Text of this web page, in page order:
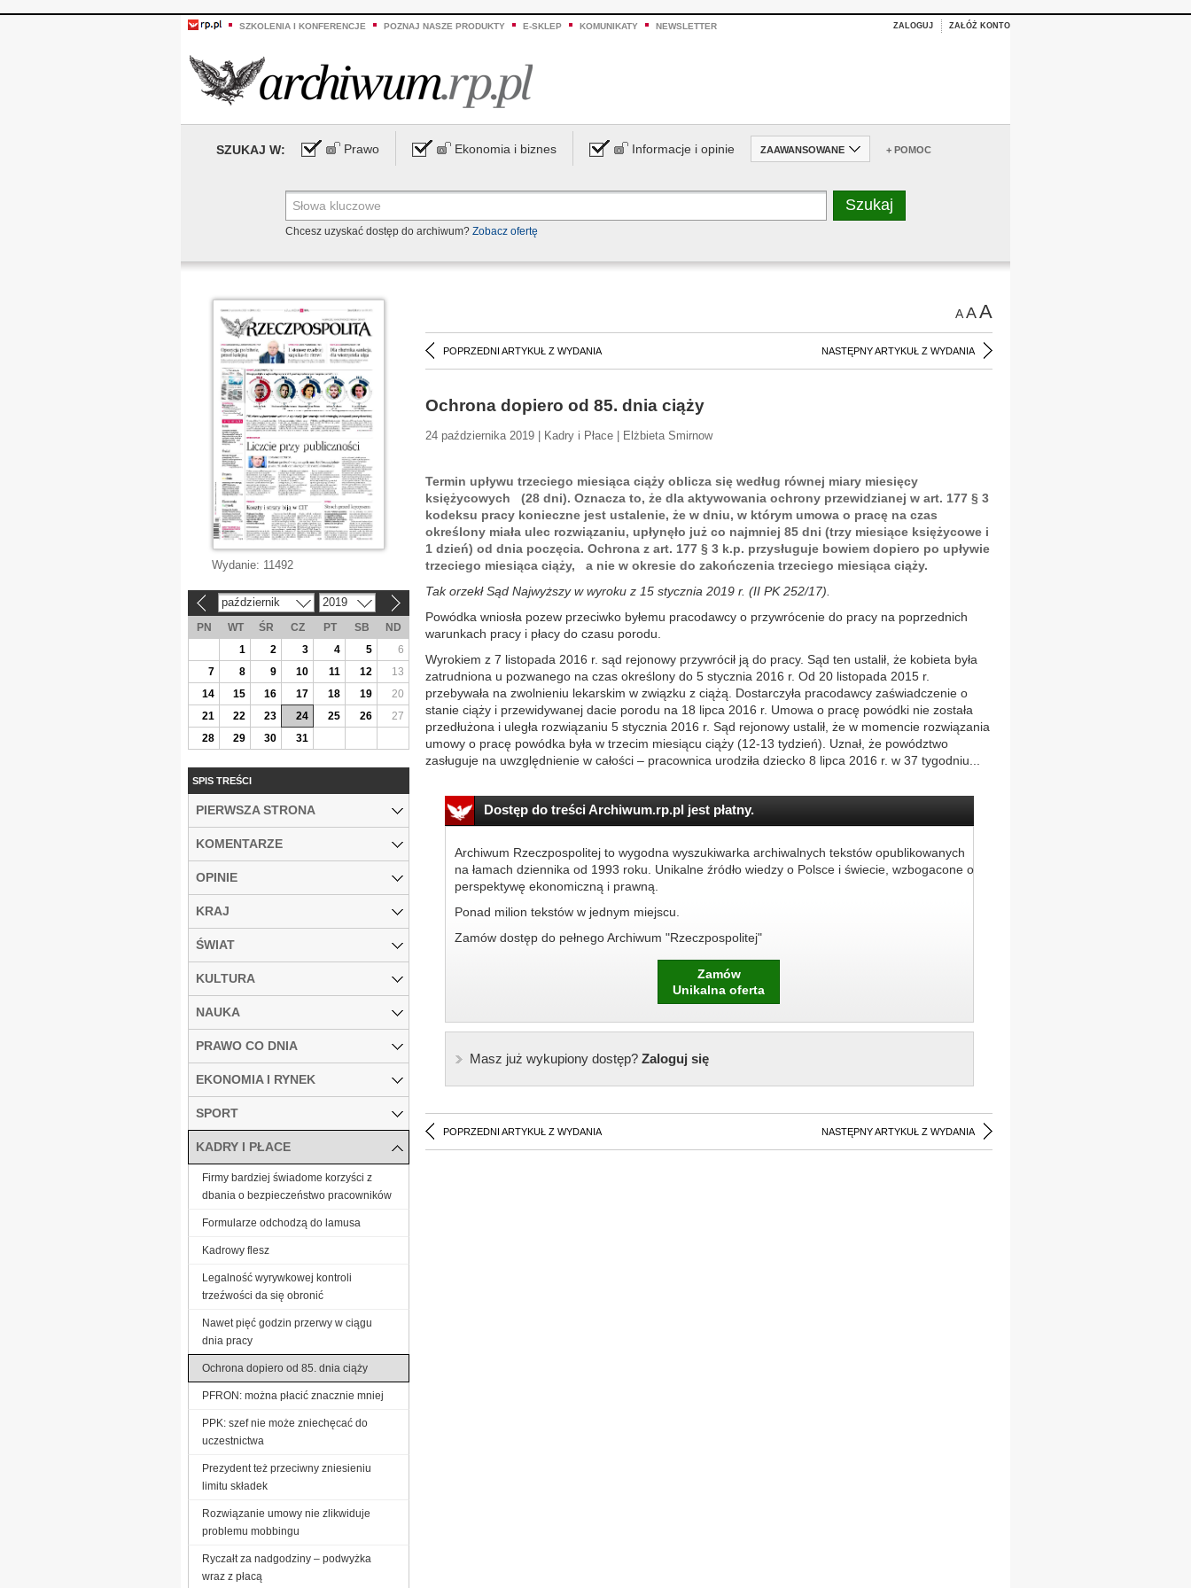
SZKOLENIA I KONFERENCJE POZNAJ NASZE PRODUKTY E-SKLEP KOMUNIKATY NEWSLETTER ZALOGUJ ZAŁÓŻ KONTO
SZUKAJ W: Prawo Ekonomia i biznes Informacje i opinie ZAAWANSOWANE + POMOC
Chcesz uzyskać dostęp do archiwum? Zobacz ofertę
AAA
POPRZEDNI ARTYKUŁ Z WYDANIA NASTĘPNY ARTYKUŁ Z WYDANIA
Ochrona dopiero od 85. dnia ciąży
24 października 2019 | Kadry i Płace | Elżbieta Smirnow
Termin upływu trzeciego miesiąca ciąży oblicza się według równej miary miesięcy
księżycowych (28 dni). Oznacza to, że dla aktywowania ochrony przewidzianej w art. 177 § 3
kodeksu pracy konieczne jest ustalenie, że w dniu, w którym umowa o pracę na czas
określony miała ulec rozwiązaniu, upłynęło już co najmniej 85 dni (trzy miesiące księżycowe i
1 dzień) od dnia poczęcia. Ochrona z art. 177 § 3 k.p. przysługuje bowiem dopiero po upływie
trzeciego miesiąca ciąży, a nie w okresie do zakończenia trzeciego miesiąca ciąży.
Tak orzekł Sąd Najwyższy w wyroku z 15 stycznia 2019 r. (II PK 252/17).
Powódka wniosła pozew przeciwko byłemu pracodawcy o przywrócenie do pracy na poprzednich
warunkach pracy i płacy do czasu porodu.
Wyrokiem z 7 listopada 2016 r. sąd rejonowy przywrócił ją do pracy. Sąd ten ustalił, że kobieta była
zatrudniona u pozwanego na czas określony do 5 stycznia 2016 r. Od 20 listopada 2015 r.
przebywała na zwolnieniu lekarskim w związku z ciążą. Dostarczyła pracodawcy zaświadczenie o
stanie ciąży i przewidywanej dacie porodu na 18 lipca 2016 r. Umowa o pracę powódki nie została
przedłużona i uległa rozwiązaniu 5 stycznia 2016 r. Sąd rejonowy ustalił, że w momencie rozwiązania
umowy o pracę powódka była w trzecim miesiącu ciąży (12-13 tydzień). Uznał, że powództwo
zasługuje na uwzględnienie w całości – pracownica urodziła dziecko 8 lipca 2016 r. w 37 tygodniu...
Dostęp do treści Archiwum.rp.pl jest płatny.
Archiwum Rzeczpospolitej to wygodna wyszukiwarka archiwalnych tekstów opublikowanych
na łamach dziennika od 1993 roku. Unikalne źródło wiedzy o Polsce i świecie, wzbogacone o
perspektywę ekonomiczną i prawną.
Ponad milion tekstów w jednym miejscu.
Zamów dostęp do pełnego Archiwum "Rzeczpospolitej"
Zamów
Unikalna oferta
Masz już wykupiony dostęp?Zaloguj się
POPRZEDNI ARTYKUŁ Z WYDANIA NASTĘPNY ARTYKUŁ Z WYDANIA
Wydanie: 11492
październik 2019
PN WT ŚR CZ PT SB
ND
1
2 3 4 5
6
7
8 9 10 11 12
13
14
15 16 17 18 19
20
21
22 23 24 25 26
27
28
29 30 31
SPIS TREŚCI
PIERWSZA STRONA
KOMENTARZE
OPINIE
KRAJ
ŚWIAT
KULTURA
NAUKA
PRAWO CO DNIA
EKONOMIA I RYNEK
SPORT
KADRY I PŁACE
Firmy bardziej świadome korzyści z
dbania o bezpieczeństwo pracowników
Formularze odchodzą do lamusa
Kadrowy flesz
Legalność wyrywkowej kontroli
trzeźwości da się obronić
Nawet pięć godzin przerwy w ciągu
dnia pracy
Ochrona dopiero od 85. dnia ciąży
PFRON: można płacić znacznie mniej
PPK: szef nie może zniechęcać do
uczestnictwa
Prezydent też przeciwny zniesieniu
limitu składek
Rozwiązanie umowy nie zlikwiduje
problemu mobbingu
Ryczałt za nadgodziny – podwyżka
wraz z płacą